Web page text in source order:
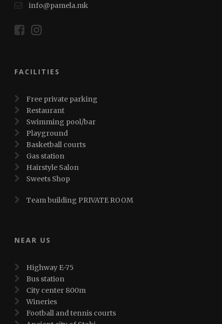
info@pamela.mk
FACILITIES
Free private parking
Restaurant
Swimming pool/bar
Playground
Basketball courts
Gas station
Hairstyle Salon
Sweets Shop
Team building PRIVATE ROOM
NEAR US
Highway E-75
Bus station
City center 800m
Wineries
Football and tennis courts